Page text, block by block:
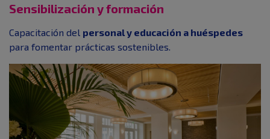
Sensibilización y formación
Capacitación del personal y educación a huéspedes
para fomentar prácticas sostenibles.